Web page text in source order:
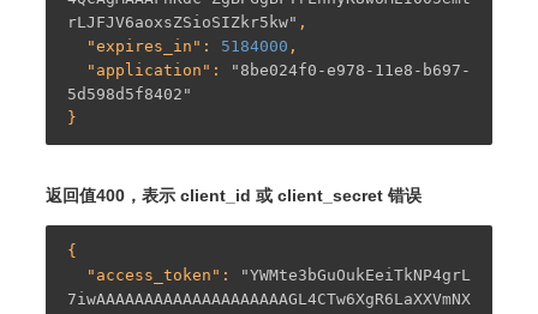
rLJFJV6aoxsZSioSIZkr5kw" ,
  "
expires_in ": 5184000 ,
  "
application ":
"8be024f0-e978-11e8-b697-
5d598d5f8402"
返回值400，表示 client_id 或 client_secret 错误
{
  "
access_token ":
"YWMte3bGuOukEeiTkNP4grL
7iwAAAAAAAAAAAAAAAAAAAAGL4CTw6XgR6LaXXVmNX